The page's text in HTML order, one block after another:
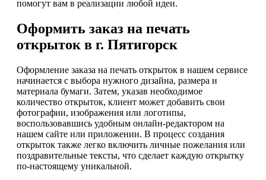
помогут вам в реализации любой идеи.
Оформить заказ на печать
открыток в г. Пятигорск
Оформление заказа на печать открыток в нашем сервисе
начинается с выбора нужного дизайна, размера и
материала бумаги. Затем, указав необходимое
количество открыток, клиент может добавить свои
фотографии, изображения или логотипы,
воспользовавшись удобным онлайн-редактором на
нашем сайте или приложении. В процесс создания
открыток также легко включить личные пожелания или
поздравительные тексты, что сделает каждую открытку
по-настоящему уникальной.